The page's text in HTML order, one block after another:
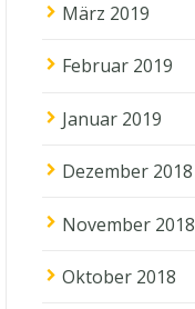
März 2019
Februar 2019
Januar 2019
Dezember 2018
November 2018
Oktober 2018